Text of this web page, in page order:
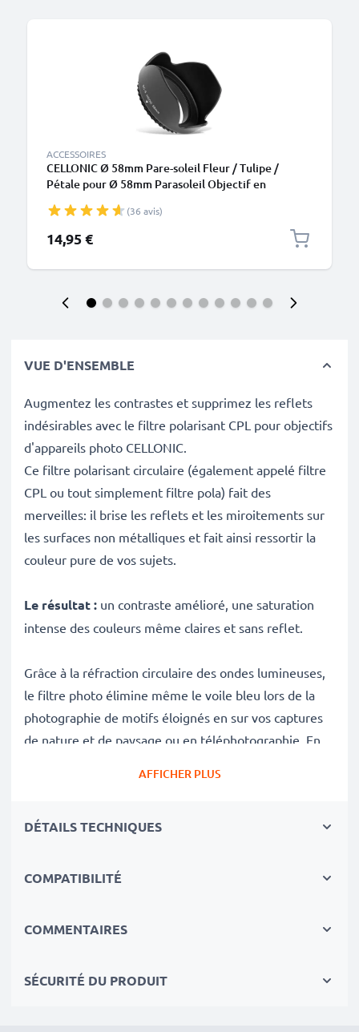
ACCESSOIRES
CELLONIC Ø 58mm Pare-soleil Fleur / Tulipe /
Pétale pour Ø 58mm Parasoleil Objectif en
(36 avis)
14,95 €
VUE D'ENSEMBLE
Augmentez les contrastes et supprimez les reflets
indésirables avec le filtre polarisant CPL pour objectifs
d'appareils photo CELLONIC.
Ce filtre polarisant circulaire (également appelé filtre
CPL ou tout simplement filtre pola) fait des
merveilles: il brise les reflets et les miroitements sur
les surfaces non métalliques et fait ainsi ressortir la
couleur pure de vos sujets.
Le résultat : un contraste amélioré, une saturation
intense des couleurs même claires et sans reflet.
Grâce à la réfraction circulaire des ondes lumineuses,
le filtre photo élimine même le voile bleu lors de la
photographie de motifs éloignés en sur vos captures
de nature et de paysage ou en téléphotographie. En
d'eau.
Couleurs vives et brillance maximale sans reflets
✔ Augmente la saturation des couleurs ainsi que les
AFFICHER PLUS
DÉTAILS TECHNIQUES
COMPATIBILITÉ
COMMENTAIRES
SÉCURITÉ DU PRODUIT